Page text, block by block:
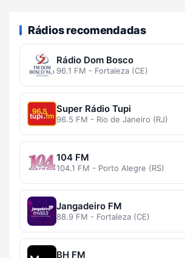
Rádios recomendadas
Rádio Dom Bosco
96.1 FM - Fortaleza (CE)
Super Rádio Tupi
96.5 FM - Rio de Janeiro (RJ)
104 FM
104.1 FM - Porto Alegre (RS)
Jangadeiro FM
88.9 FM - Fortaleza (CE)
BH FM